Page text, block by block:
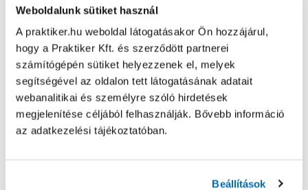
Weboldalunk sütiket használ
A praktiker.hu weboldal látogatásakor Ön hozzájárul,
hogy a Praktiker Kft. és szerződött partnerei
számítógépén sütiket helyezzenek el, melyek
segítségével az oldalon tett látogatásának adatait
webanalitikai és személyre szóló hirdetések
megjelenítése céljából felhasználják. Bővebb információ
az adatkezelési tájékoztatóban.
Beállítások
Oldal újratöltése